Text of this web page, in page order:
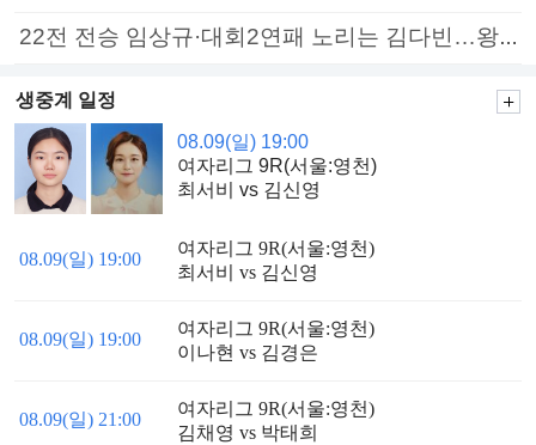
22전 전승 임상규·대회2연패 노리는 김다빈…왕중왕전 16강 7일부터
생중계 일정
08.09(일) 19:00
여자리그 9R(서울:영천)
최서비 vs 김신영
08.09(일) 19:00
여자리그 9R(서울:영천)
최서비 vs 김신영
08.09(일) 19:00
여자리그 9R(서울:영천)
이나현 vs 김경은
08.09(일) 21:00
여자리그 9R(서울:영천)
김채영 vs 박태희